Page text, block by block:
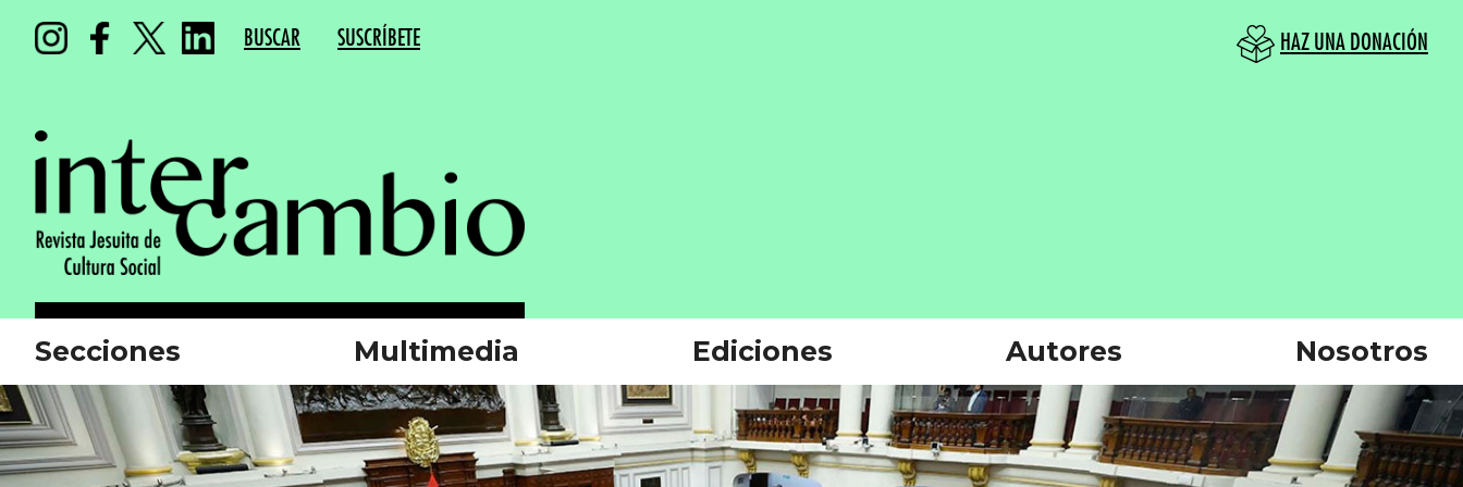
BUSCAR SUSCRÍBETE HAZ UNA DONACIÓN
Secciones Multimedia Ediciones Autores Nosotros